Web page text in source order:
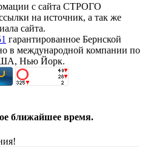
с сайта СТРОГО
на источник, а так же
сайта.
гарантированное Бернской
в международной компании по
Нью Йорк.
ближайшее время.